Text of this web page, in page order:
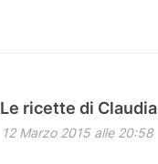
Le ricette di
12 Marzo 2015 alle 20:58